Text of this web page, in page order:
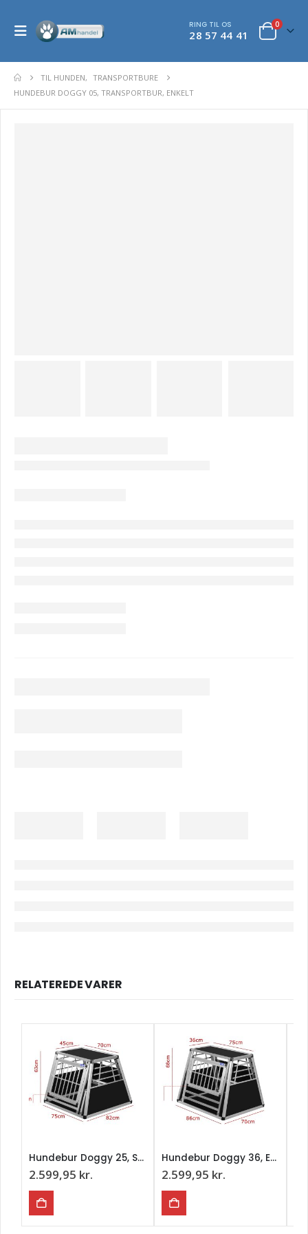
RING TIL OS
28 57 44 41
0
TIL HUNDEN,
TRANSPORTBURE
HUNDEBUR DOGGY 05, TRANSPORTBUR, ENKELT
RELATEREDE VARER
Hundebur Doggy 25, Stort Transportbur Med Kant
2.599,95 kr.
Hundebur Doggy 36, Enkelt, Med Kant
2.599,95 kr.